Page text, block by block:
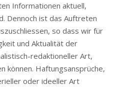
Informationen aktuell,
Dennoch ist das Auftreten
so dass wir für
und Aktualität der
redaktioneller Art,
können. Haftungsansprüche,
oder ideeller Art